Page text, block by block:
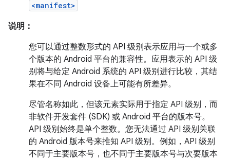
<manifest>
说明：
您可以通过整数形式的 API 级别表示应用与一个或多
个版本的 Android 平台的兼容性。应用表示的 API 级
别将与给定 Android 系统的 API 级别进行比较，其结
果在不同 Android 设备上可能有所差异。
尽管名称如此，但该元素实际用于指定 API 级别，而
非软件开发套件 (SDK) 或 Android 平台的版本号。
API 级别始终是单个整数。您无法通过 API 级别关联
的 Android 版本号来推知 API 级别。例如，API 级别
不同于主要版本号，也不同于主要版本号与次要版本